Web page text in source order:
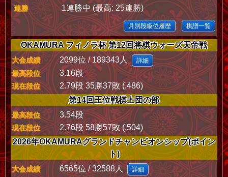
連勝 1連勝中 (最高: 25連勝)
月別段級位履歴 棋譜一覧
OKAMURA フィノラ杯 第12回将棋ウォーズ天帝戦
大会成績 2099位 / 189343人 詳細
最高段位 3.16段
現在段位
2.79段 35勝37敗 (.486)
第14回王位戦棋士団の部
最高段位 3.54段
現在段位
2.76段 58勝57敗 (.504)
2026年OKAMURAグランドチャンピオンシップ(ポイン
ト)
大会成績 6565位 / 32588人 詳細